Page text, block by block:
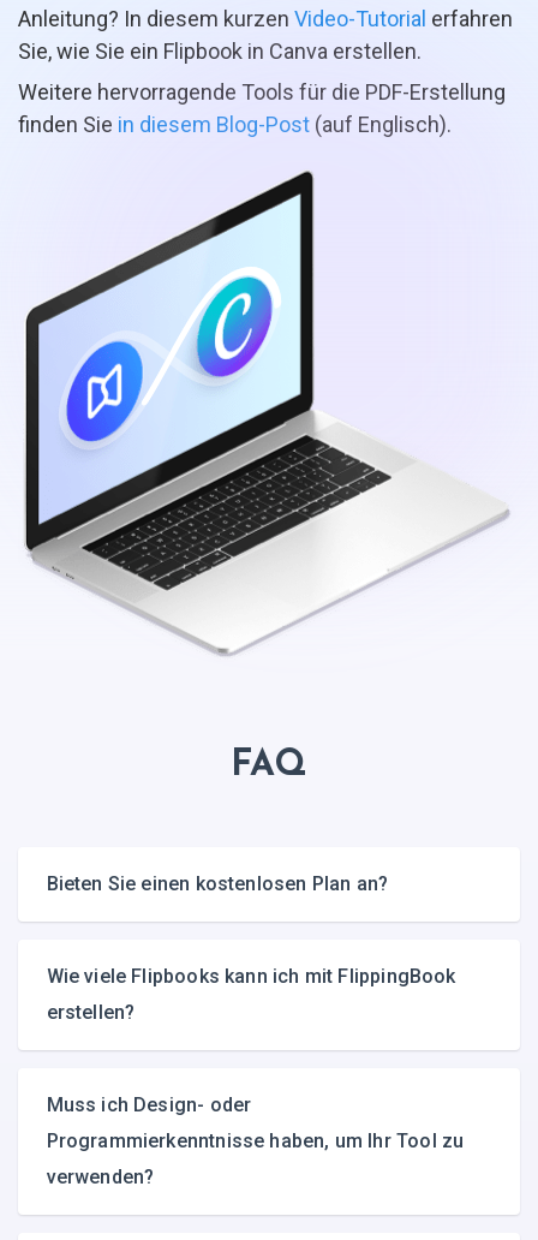
Anleitung? In diesem kurzen Video-Tutorial erfahren
Sie, wie Sie ein Flipbook in Canva erstellen.
Weitere hervorragende Tools für die PDF-Erstellung
finden Sie in diesem Blog-Post (auf Englisch).
FAQ
Bieten Sie einen kostenlosen Plan an?
Wie viele Flipbooks kann ich mit FlippingBook
erstellen?
Muss ich Design- oder
Programmierkenntnisse haben, um Ihr Tool zu
verwenden?